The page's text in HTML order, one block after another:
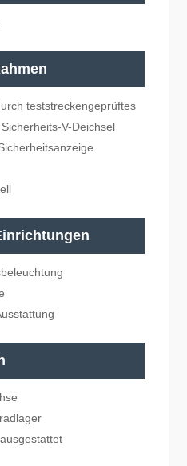
teststreckengeprüftes
V-Deichsel